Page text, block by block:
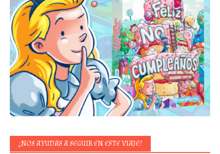
¿NOS AYUDAS A SEGUIR EN ESTE VIAJE?